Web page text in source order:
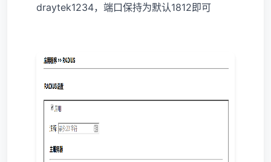
draytek1234，端口保持为默认1812即可